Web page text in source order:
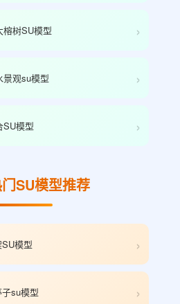
树SU模型 ›
景观su模型 ›
SU模型 ›
SU模型推荐
模型 ›
su模型 ›